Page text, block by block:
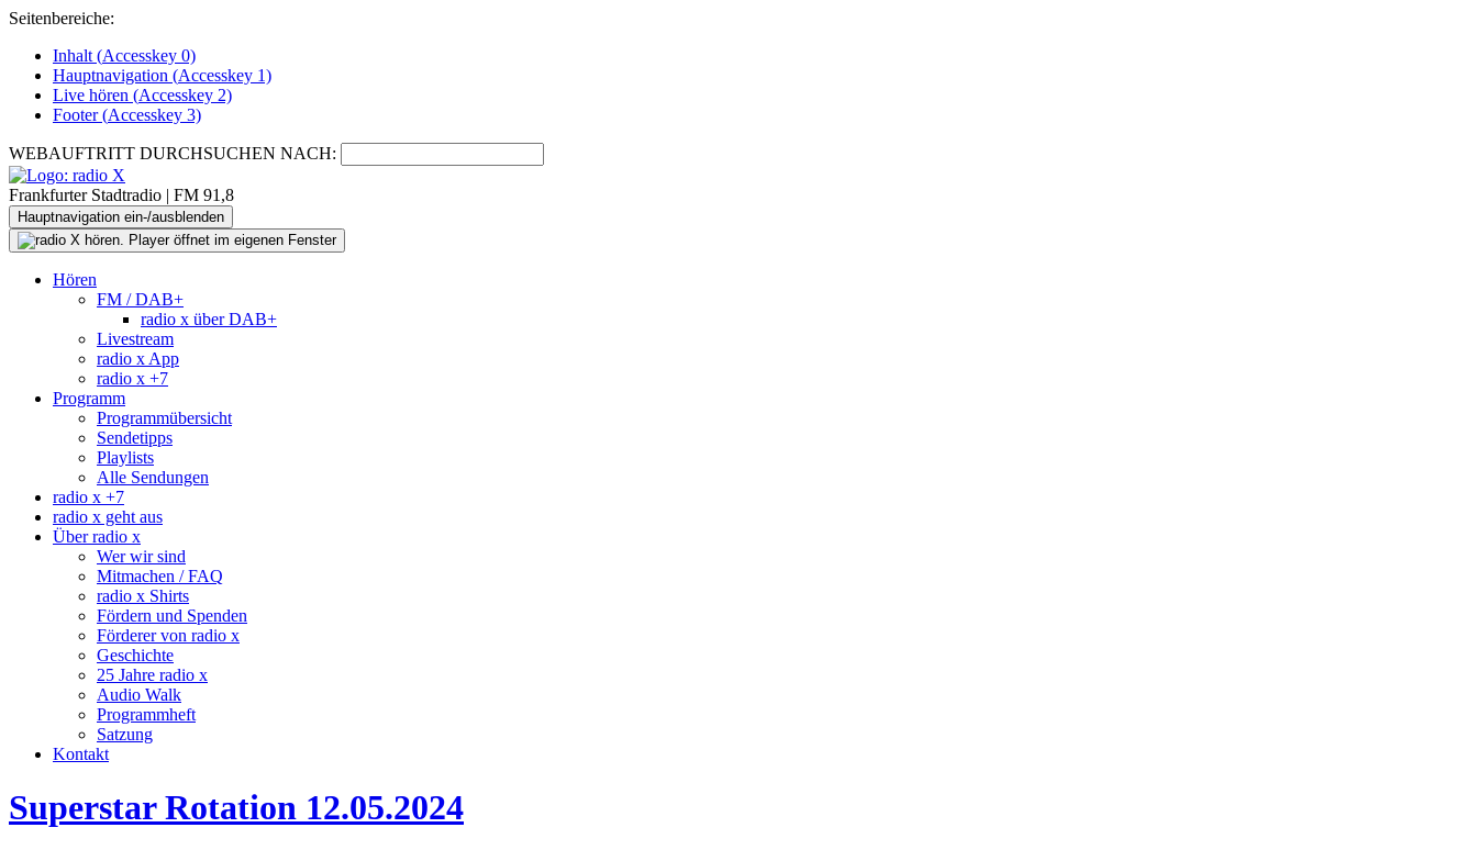
Seitenbereiche:
Inhalt (Accesskey 0)
Hauptnavigation (Accesskey 1)
Live hören (Accesskey 2)
Footer(Accesskey 3)
WEBAUFTRITT DURCHSUCHEN NACH:
Frankfurter Stadtradio | FM 91,8
Hauptnavigation ein-/ausblenden
Hören
FM / DAB+
radio x über DAB+
Livestream
radio x App
radio x +7
Programm
Programmübersicht
Sendetipps
Playlists
Alle Sendungen
radio x +7
radio x geht aus
Über radio x
Wer wir sind
Mitmachen / FAQ
radio x Shirts
Fördern und Spenden
Förderer von radio x
Geschichte
25 Jahre radio x
Audio Walk
Programmheft
Satzung
Kontakt
Superstar Rotation 12.05.2024